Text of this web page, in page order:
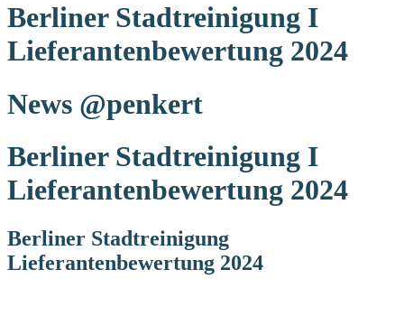
Berliner Stadtreinigung I
Lieferantenbewertung 2024
News @penkert
Berliner Stadtreinigung I
Lieferantenbewertung 2024
Berliner Stadtreinigung
Lieferantenbewertung 2024